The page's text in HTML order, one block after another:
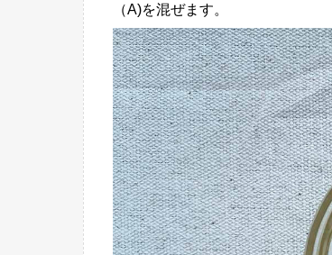
（A)を混ぜます。